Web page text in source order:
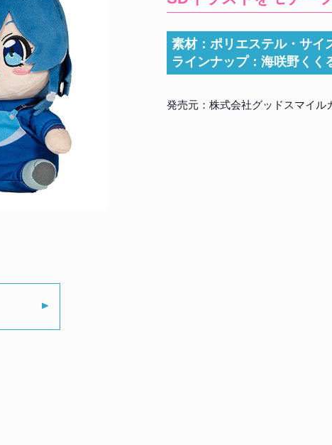
素材：ポリエステル・サイ
ラインナップ：海咲野くく
発売元：株式会社グッドスマイル